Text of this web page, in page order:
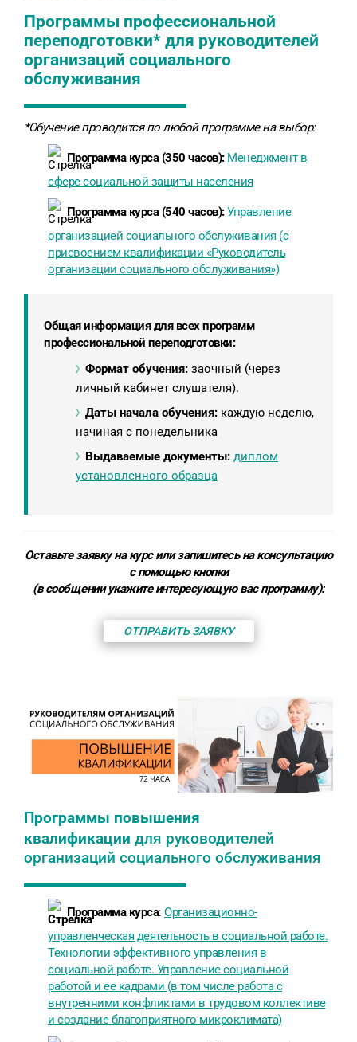
Программы профессиональной
переподготовки* для руководителей
организаций социального
обслуживания
*Обучение проводится по любой программе на выбор:
Программа курса (350 часов): Менеджмент в
сфере социальной защиты населения
Программа курса (540 часов):Управление
организацией социального обслуживания (с
присвоением квалификации «Руководитель
организации социального обслуживания»)
Общая информация для всех программ
профессиональной переподготовки:
Формат обучения: заочный (через
личный кабинет слушателя).
Даты начала обучения: каждую неделю,
начиная с понедельника
Выдаваемые документы: диплом
установленного образца
Оставьте заявку на курс или запишитесь на консультацию
с помощью кнопки
(в сообщении укажите интересующую вас программу):
ОТПРАВИТЬ ЗАЯВКУ
Программы повышения
квалификации для руководителей
организаций социального обслуживания
Программа курса: Организационно-
управленческая деятельность в социальной работе.
Технологии эффективного управления в
социальной работе. Управление социальной
работой и ее кадрами (в том числе работа с
внутренними конфликтами в трудовом коллективе
и создание благоприятного микроклимата)